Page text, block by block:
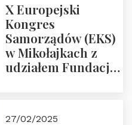
X Europejski
Kongres
Samorządów (EKS)
w Mikołajkach z
udziałem Fundacji
27/02/2025